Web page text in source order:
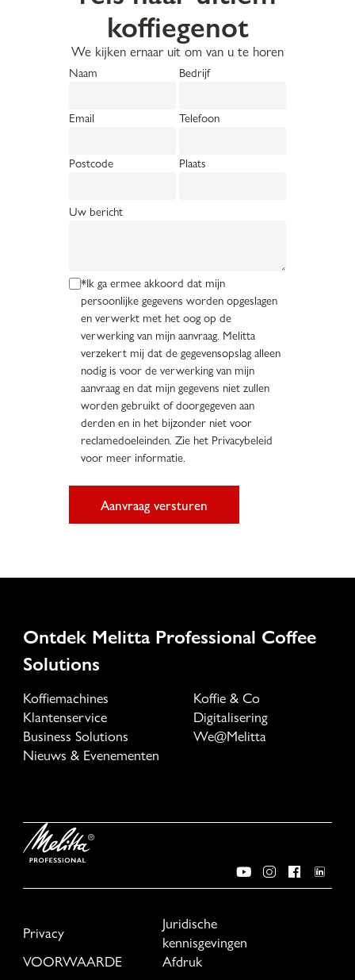
koffiegenot
We kijken ernaar uit om van u te horen
Naam Bedrijf
Email Telefoon
Postcode Plaats
Uw bericht
*Ik ga ermee akkoord dat mijn
persoonlijke gegevens worden opgeslagen
en verwerkt met het oog op de
verwerking van mijn aanvraag. Melitta
verzekert mij dat de gegevensopslag alleen
nodig is voor de verwerking van mijn
aanvraag en dat mijn gegevens niet zullen
worden gebruikt of doorgegeven aan
derden en in het bijzonder niet voor
reclamedoeleinden. Zie het Privacybeleid
voor meer informatie.
Aanvraag versturen
Ontdek Melitta Professional Coffee
Solutions
Koffiemachines
Koffie & Co
Klantenservice
Digitalisering
Business Solutions
We@Melitta
Nieuws & Evenementen
Privacy
Juridische
kennisgevingen
VOORWAARDE
Afdruk